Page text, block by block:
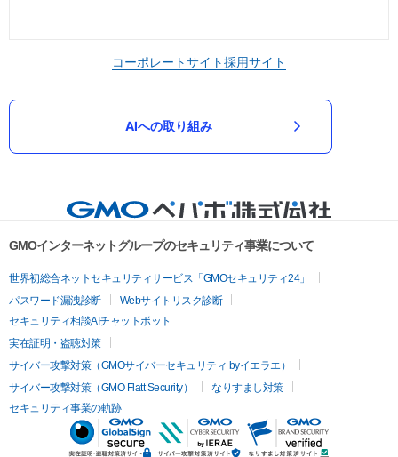
コーポレートサイト採用サイト
AIへの取り組み
GMOインターネットグループのセキュリティ事業について
世界初総合ネットセキュリティサービス「GMOセキュリティ24」
パスワード漏洩診断
Webサイトリスク診断
セキュリティ相談AIチャットボット
実在証明・盗聴対策
サイバー攻撃対策（GMOサイバーセキュリティ byイエラエ）
サイバー攻撃対策（GMO Flatt Security）
なりすまし対策
セキュリティ事業の軌跡